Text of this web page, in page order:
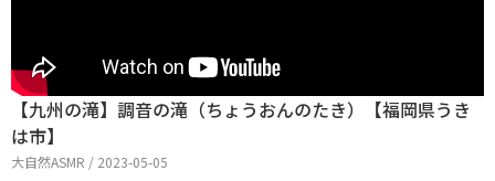
【九州の滝】調音の滝（ちょうおんのたき）【福岡県うき
は市】
大自然ASMR / 2023-05-05